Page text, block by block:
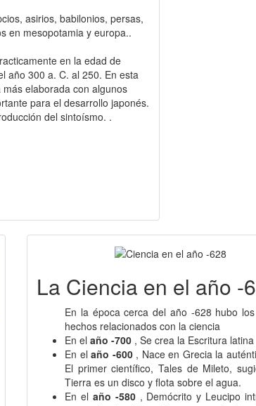
asirios, babilonios, persas,
en mesopotamia y europa..
en la edad de
año 300 a. C. al 250. En esta
elaborada con algunos
para el desarrollo japonés.
del sintoísmo. .
La Ciencia en el año -
En la época cerca del año -628 hubo
hechos relacionados con la ciencia
En el año -700 , Se crea la Escritura latina
En el año -600 , Nace en Grecia la
El primer científico, Tales de Mileto,
Tierra es un disco y flota sobre el agua.
En el año -580 , Demócrito y Leucipo